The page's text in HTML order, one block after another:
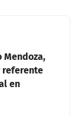
Mendoza,
referente
en